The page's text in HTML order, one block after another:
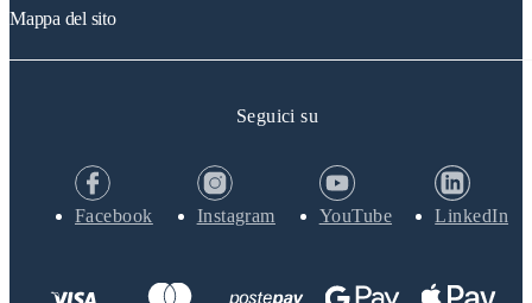
Mappa del sito
Seguici su
Facebook Instagram YouTube LinkedIn